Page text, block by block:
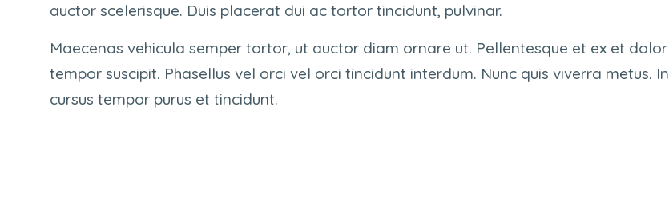
auctor scelerisque. Duis placerat dui ac tortor tincidunt, pulvinar.
Maecenas vehicula semper tortor, ut auctor diam ornare ut. Pellentesque et ex et dolor
tempor suscipit. Phasellus vel orci vel orci tincidunt interdum. Nunc quis viverra metus. In
cursus tempor purus et tincidunt.